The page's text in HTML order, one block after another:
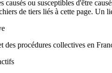
causés ou susceptibles d'être
de tiers liés à cette page. Un
des procédures collectives en